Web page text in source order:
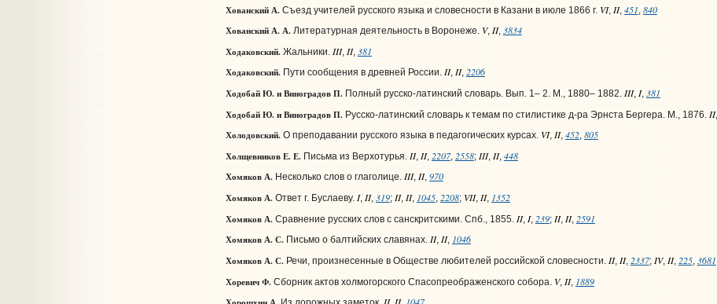
Хованский А. Съезд учителей русского языка и словесности в Казани в июле 1866 г. VI, II, 451 840
Хованский А. А.Литературная деятельность в Воронеже. V,II, 3834
Ходаковский.Жальники. III, II, 381
Ходаковский.Пути сообщения в древней России. II,II, 2206
Ходобай Ю. и Виноградов П.Полный русско-латинский словарь. Вып. 1– 2. М., 1880– 1882. III, I, 381
Ходобай Ю. и Виноградов П. Русско-латинский словарь к темам по стилистике д-ра Эрнста Бергера. М., 1876. II,
Холодовский.О преподавании русского языка в педагогических курсах. VI,II, 452, 805
Холщевников Е. Е.Письма из Верхотурья. II, II, 2207, 2558;III, II, 448
Хомяков А.Несколько слов о глаголице. III,II, 970
Хомяков А.Ответ г. Буслаеву. I, II, 319;II, II, 1045, 2208;VII, II, 1352
Хомяков А. Сравнение русских слов с санскритскими. Спб., 1855. II, I, 239;II, II, 2591
Хомяков А. С.Письмо о балтийских славянах.II,II, 1046
Хомяков А. С.Речи, произнесенные в Обществе любителей российской словесности. II, II, 2337;IV, II, 225, 3681
Хоревич Ф. Сборник актов холмогорского Спасопреображенского собора. V, II, 1889